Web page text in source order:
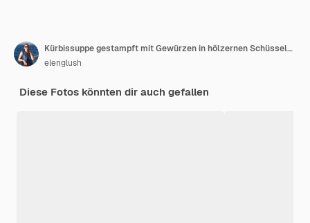
Kürbissuppe gestampft mit Gewürzen in hölzernen Schüsseln auf dunklen Brettern.
elenglush
Diese Fotos könnten dir auch gefallen